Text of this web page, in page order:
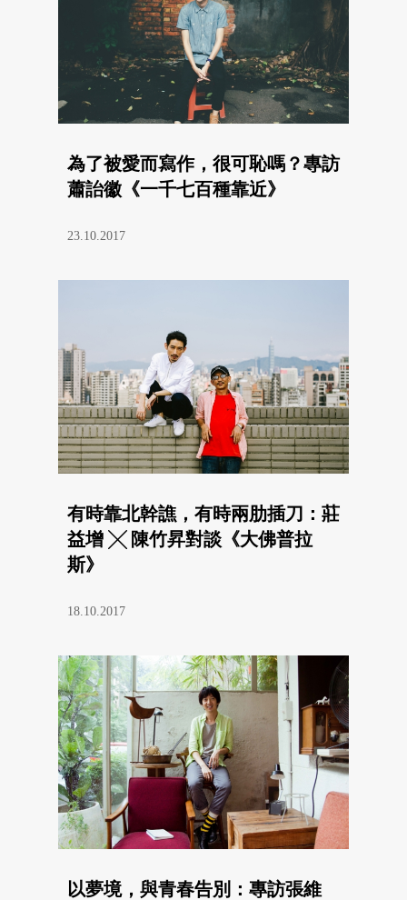
為了被愛而寫作，很可恥嗎？專訪
蕭詒徽《一千七百種靠近》
23.10.2017
有時靠北幹譙，有時兩肋插刀：莊
益增 ╳ 陳竹昇對談《大佛普拉
斯》
18.10.2017
以夢境，與青春告別：專訪張維